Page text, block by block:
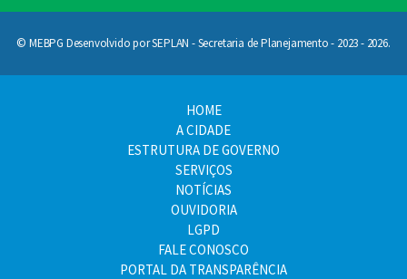
© MEBPG Desenvolvido por SEPLAN - Secretaria de Planejamento - 2023 - 2026.
HOME
A CIDADE
ESTRUTURA DE GOVERNO
SERVIÇOS
NOTÍCIAS
OUVIDORIA
LGPD
FALE CONOSCO
PORTAL DA TRANSPARÊNCIA